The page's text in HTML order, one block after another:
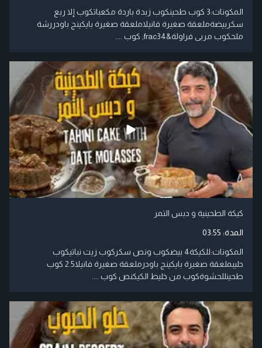
المكونات:3 كوب طحينكوب زبدة باردة مكعباتكوب إلا ربع
سكربيضةملعقة صغيرة فانيلاملعقة صغيرة بايكينج باودررشة
ملحكوب مربى فراولة&frac34; كوب ....
كيكة الطحينية و دبس التمر
المدة: 03:55
المكونات:للكيكة4 بيضكوب ونص سكركوب زيت نباتيكوب
حليبملعقة صغيرة بايكينج باودرملعقة صغيرة فانيلا2.5 كوب
طحينللحشوةكوب من خليط الكيكنص كوب ....